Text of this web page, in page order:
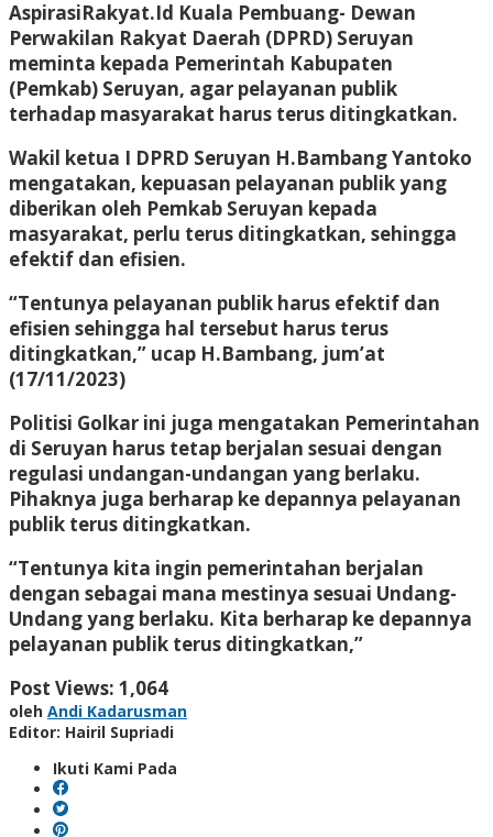
AspirasiRakyat.Id Kuala Pembuang- Dewan
Perwakilan Rakyat Daerah (DPRD) Seruyan
meminta kepada Pemerintah Kabupaten
(Pemkab) Seruyan, agar pelayanan publik
terhadap masyarakat harus terus ditingkatkan.
Wakil ketua I DPRD Seruyan H.Bambang Yantoko
mengatakan, kepuasan pelayanan publik yang
diberikan oleh Pemkab Seruyan kepada
masyarakat, perlu terus ditingkatkan, sehingga
efektif dan efisien.
“Tentunya pelayanan publik harus efektif dan
efisien sehingga hal tersebut harus terus
ditingkatkan,” ucap H.Bambang, jum’at
(17/11/2023)
Politisi Golkar ini juga mengatakan Pemerintahan
di Seruyan harus tetap berjalan sesuai dengan
regulasi undangan-undangan yang berlaku.
Pihaknya juga berharap ke depannya pelayanan
publik terus ditingkatkan.
“Tentunya kita ingin pemerintahan berjalan
dengan sebagai mana mestinya sesuai Undang-
Undang yang berlaku. Kita berharap ke depannya
pelayanan publik terus ditingkatkan,”
Post Views: 1,064
oleh Andi Kadarusman
Editor: Hairil Supriadi
Ikuti Kami Pada